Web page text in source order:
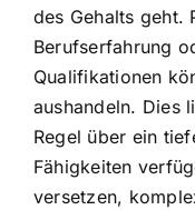
des Gehalts geht.
Berufserfahrung
Qualifikationen
aushandeln. Dies
Regel über ein
Fähigkeiten
versetzen,